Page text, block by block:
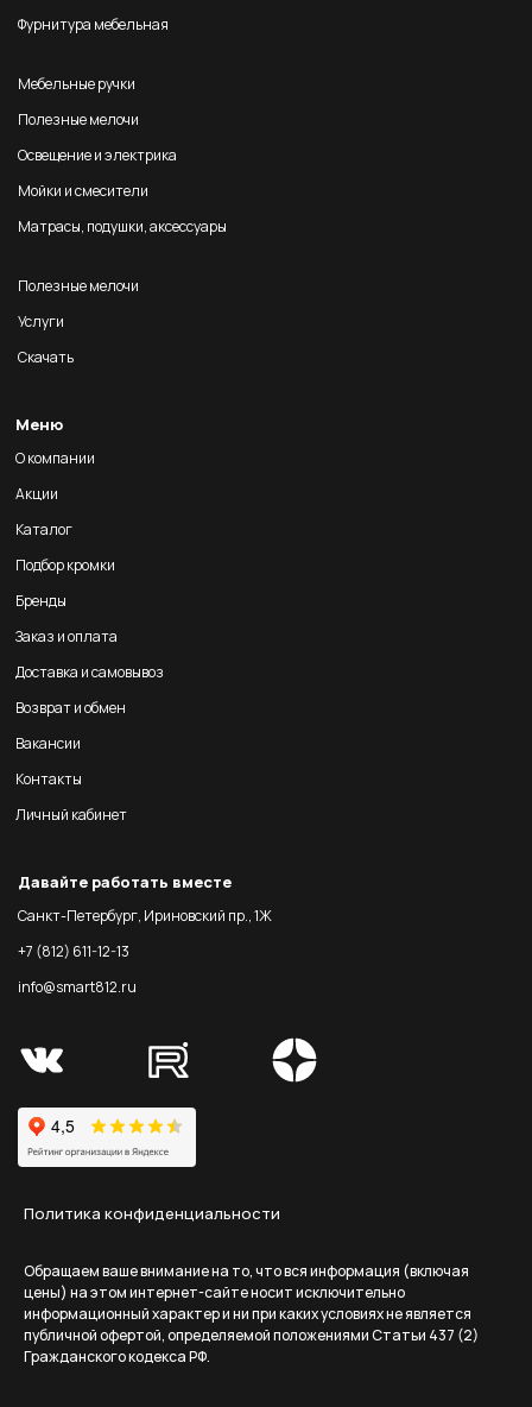
Фурнитура мебельная
Мебельные ручки
Полезные мелочи
Освещение и электрика
Мойки и смесители
Матрасы, подушки, аксессуары
Полезные мелочи
Услуги
Скачать
Меню
О компании
Акции
Каталог
Подбор кромки
Бренды
Заказ и оплата
Доставка и самовывоз
Возврат и обмен
Вакансии
Контакты
Личный кабинет
Давайте работать вместе
Санкт-Петербург, Ириновский пр., 1Ж
+7 (812) 611-12-13
info@smart812.ru
Политика конфиденциальности
Обращаем ваше внимание на то, что вся информация (включая
цены) на этом интернет-сайте носит исключительно
информационный характер и ни при каких условиях не является
публичной офертой, определяемой положениями Статьи 437 (2)
Гражданского кодекса РФ.